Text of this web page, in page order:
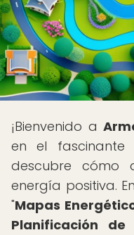
¡Bienvenido a
en el fascinante
descubre cómo
energía positiva.
"Mapas
Planificación